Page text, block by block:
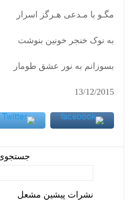
مگـو با مـدعی هـرگز اسرار
به نوک خنجر خونین بنوشت
بسوزانم به نور عشق طومار
13/12/2015
جستجوی
نشرات پیشین مشعل